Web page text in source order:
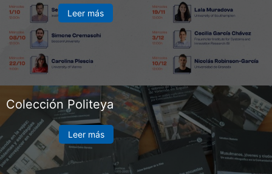
Leer más
Colección Politeya
Leer más